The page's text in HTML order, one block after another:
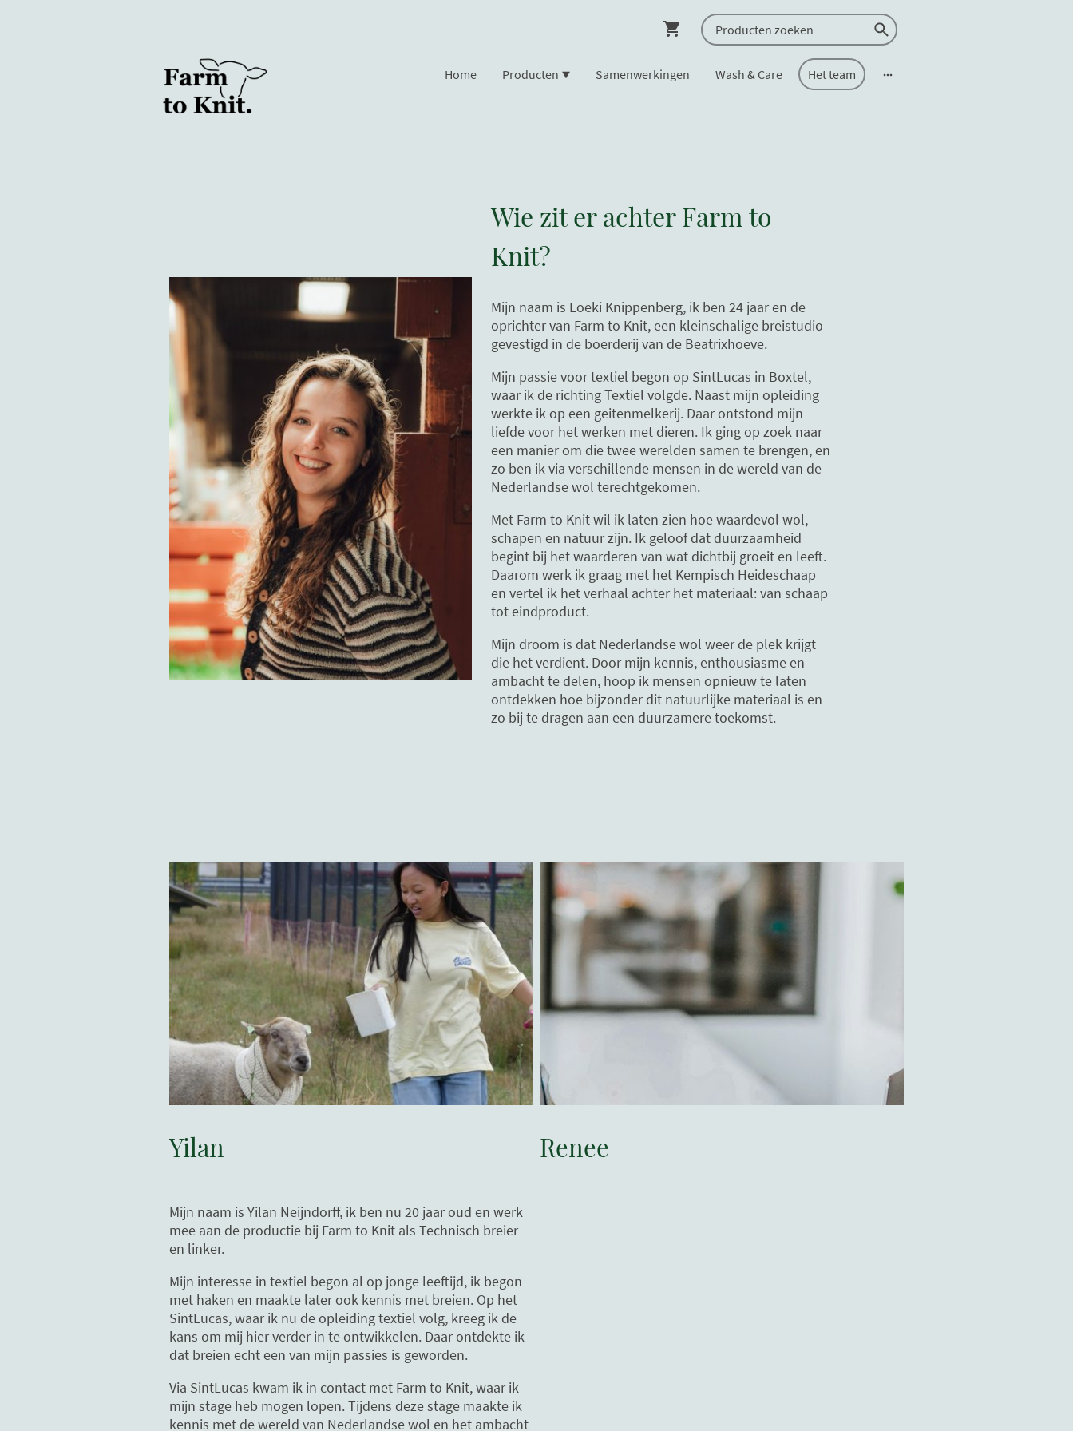
Home Producten Samenwerkingen Wash & Care Het team
Wie zit er achter Farm to
Knit?
Mijn naam is Loeki Knippenberg, ik ben 24 jaar en de
oprichter van Farm to Knit, een kleinschalige breistudio
gevestigd in de boerderij van de Beatrixhoeve.
Mijn passie voor textiel begon op SintLucas in Boxtel,
waar ik de richting Textiel volgde. Naast mijn opleiding
werkte ik op een geitenmelkerij. Daar ontstond mijn
liefde voor het werken met dieren. Ik ging op zoek naar
een manier om die twee werelden samen te brengen, en
zo ben ik via verschillende mensen in de wereld van de
Nederlandse wol terechtgekomen.
Met Farm to Knit wil ik laten zien hoe waardevol wol,
schapen en natuur zijn. Ik geloof dat duurzaamheid
begint bij het waarderen van wat dichtbij groeit en leeft.
Daarom werk ik graag met het Kempisch Heideschaap
en vertel ik het verhaal achter het materiaal: van schaap
tot eindproduct.
Mijn droom is dat Nederlandse wol weer de plek krijgt
die het verdient. Door mijn kennis, enthousiasme en
ambacht te delen, hoop ik mensen opnieuw te laten
ontdekken hoe bijzonder dit natuurlijke materiaal is en
zo bij te dragen aan een duurzamere toekomst.
Yilan
Mijn naam is Yilan Neijndorff, ik ben nu 20 jaar oud en werk
mee aan de productie bij Farm to Knit als Technisch breier
en linker.
Mijn interesse in textiel begon al op jonge leeftijd, ik begon
met haken en maakte later ook kennis met breien. Op het
SintLucas, waar ik nu de opleiding textiel volg, kreeg ik de
kans om mij hier verder in te ontwikkelen. Daar ontdekte ik
dat breien echt een van mijn passies is geworden.
Via SintLucas kwam ik in contact met Farm to Knit, waar ik
mijn stage heb mogen lopen. Tijdens deze stage maakte ik
kennis met de wereld van Nederlandse wol en het ambacht
Renee